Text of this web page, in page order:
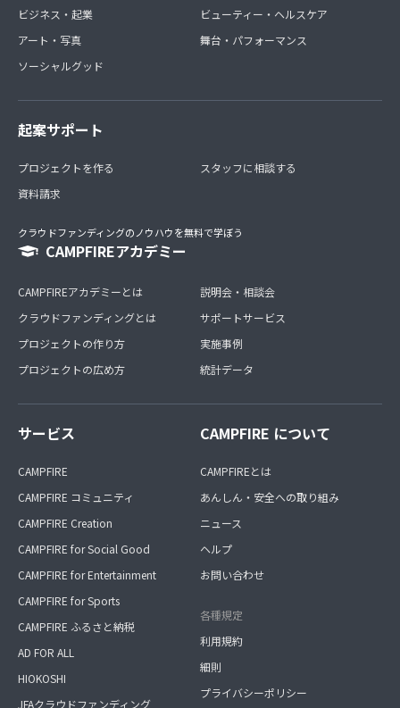
ビジネス・起業
アート・写真
ソーシャルグッド
ビューティー・ヘルスケア
舞台・パフォーマンス
起案サポート
プロジェクトを作る
資料請求
スタッフに相談する
クラウドファンディングのノウハウを無料で学ぼう
CAMPFIREアカデミー
CAMPFIREアカデミーとは
クラウドファンディングとは
プロジェクトの作り方
プロジェクトの広め方
説明会・相談会
サポートサービス
実施事例
統計データ
サービス
CAMPFIRE
CAMPFIRE コミュニティ
CAMPFIRE Creation
CAMPFIRE for Social Good
CAMPFIRE for Entertainment
CAMPFIRE for Sports
CAMPFIRE ふるさと納税
AD FOR ALL
HIOKOSHI
JFAクラウドファンディング
CAMPFIRE について
CAMPFIREとは
あんしん・安全への取り組み
ニュース
ヘルプ
お問い合わせ
各種規定
利用規約
細則
プライバシーポリシー